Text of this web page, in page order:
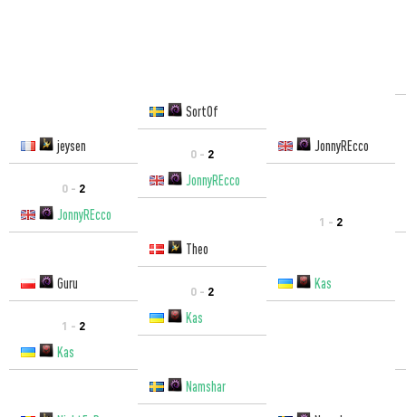
SortOf
jeysen
0 - 2 JonnyREcco
0 - 2
JonnyREcco
JonnyREcco
1 - 2
Theo
Guru
0 - 2 Kas
1 - 2
Kas
Kas
Namshar